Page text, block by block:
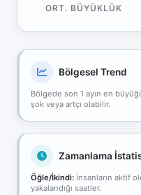
ORT. BÜYÜKLÜK
Bölgesel Trend
Bölgede son 1 ayın en
şok veya artçı olabilir.
Zamanlama
Öğle/İkindi: İnsanların aktif
yakalandığı saatler.